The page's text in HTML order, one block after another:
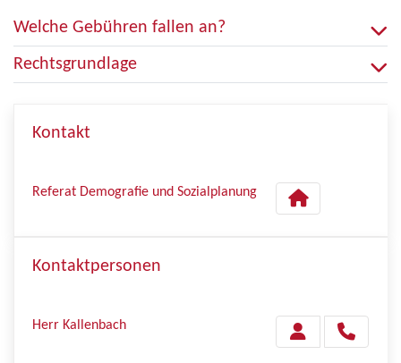
Welche Gebühren fallen an?
Rechtsgrundlage
Kontakt
Referat Demografie und Sozialplanung
Kontaktpersonen
Herr Kallenbach